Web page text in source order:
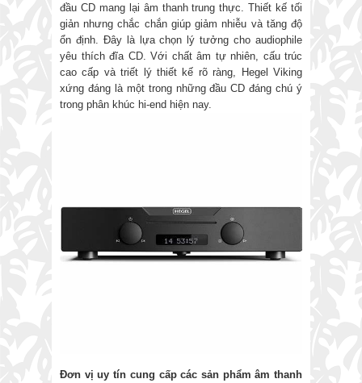
đầu CD mang lại âm thanh trung thực. Thiết kế tối
giản nhưng chắc chắn giúp giảm nhiễu và tăng độ
ổn định. Đây là lựa chọn lý tưởng cho audiophile
yêu thích đĩa CD. Với chất âm tự nhiên, cấu trúc
cao cấp và triết lý thiết kế rõ ràng, Hegel Viking
xứng đáng là một trong những đầu CD đáng chú ý
trong phân khúc hi-end hiện nay.
Đơn vị uy tín cung cấp các sản phẩm âm thanh